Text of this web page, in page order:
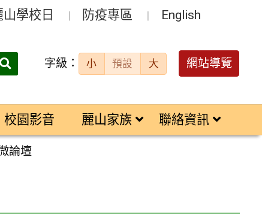
山學校日 防疫專區 English
搜
字級： 小 預設 大 網站導覽
校園影音 麗山家族 聯絡資訊
論壇